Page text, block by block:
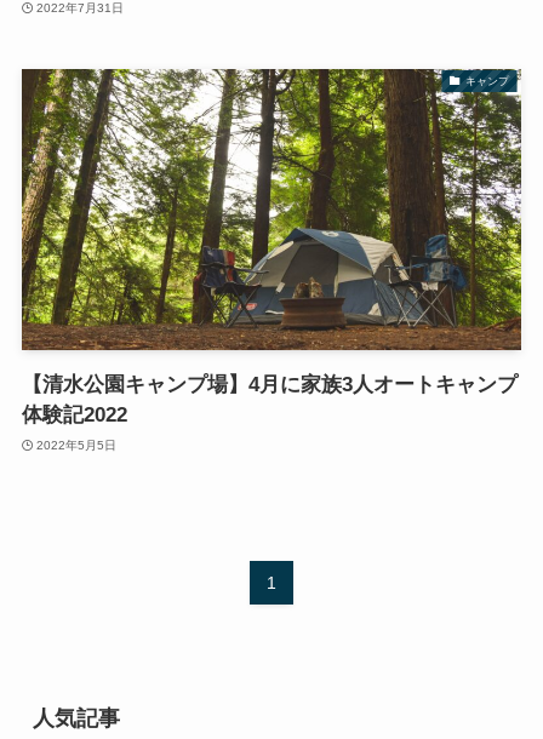
2022年7月31日
キャンプ
【清水公園キャンプ場】4月に家族3人オートキャンプ
体験記2022
2022年5月5日
1
人気記事